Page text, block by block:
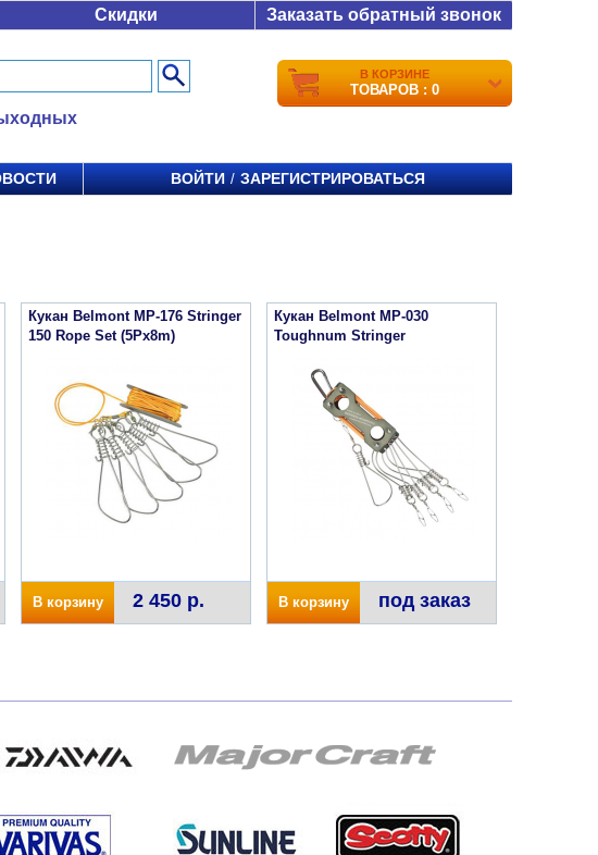
Скидки Заказать обратный звонок
В КОРЗИНЕ
ТОВАРОВ : 0
ВОЙТИ / ЗАРЕГИСТРИРОВАТЬСЯ
Кукан Belmont MP-176 Stringer
150 Rope Set (5Px8m)
В корзину 2 450 р.
Кукан Belmont MP-030
Toughnum Stringer
В корзину под заказ